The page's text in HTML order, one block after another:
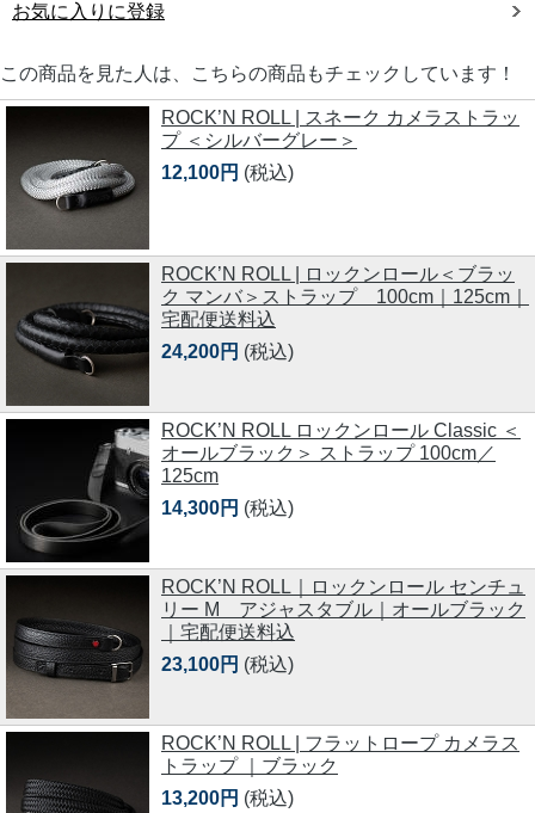
お気に入りに登録
この商品を見た人は、こちらの商品もチェックしています！
ROCK’N ROLL | スネーク カメラストラッ
プ ＜シルバーグレー＞
12,100円 (税込)
ROCK’N ROLL | ロックンロール＜ブラッ
ク マンバ＞ストラップ 100cm｜125cm｜
宅配便送料込
24,200円 (税込)
ROCK’N ROLL ロックンロール Classic ＜
オールブラック＞ ストラップ 100cm／
125cm
14,300円 (税込)
ROCK’N ROLL｜ロックンロール センチュ
リー M アジャスタブル｜オールブラック
｜宅配便送料込
23,100円 (税込)
ROCK’N ROLL | フラットロープ カメラス
トラップ ｜ブラック
13,200円 (税込)